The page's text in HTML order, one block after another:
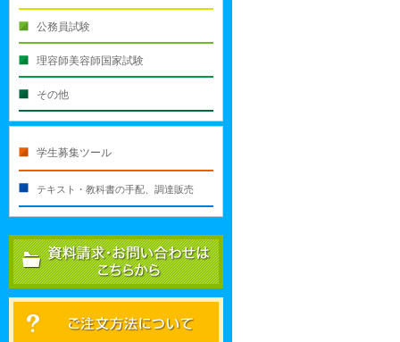
公務員試験
理容師美容師国家試験
その他
学生募集ツール
テキスト・教科書の手配、調達販売